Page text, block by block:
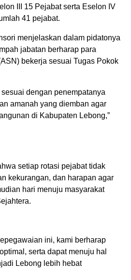
III 15 Pejabat serta Eselon IV
41 pejabat.
menjelaskan dalam pidatonya
jabatan berharap para
bekerja sesuai Tugas Pokok
dengan penempatanya
amanah yang diemban agar
di Kabupaten Lebong,”
setiap rotasi pejabat tidak
kekurangan, dan harapan agar
hari menuju masyarakat
ini, kami berharap
serta dapat menuju hal
Lebong lebih hebat